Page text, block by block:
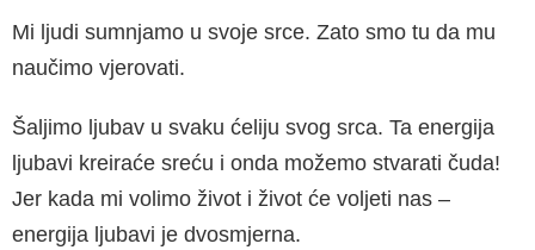
Mi ljudi sumnjamo u svoje srce. Zato smo tu da mu
naučimo vjerovati.
Šaljimo ljubav u svaku ćeliju svog srca. Ta en­ergija
ljubavi kreiraće sreću i onda možemo st­varati čuda!
Jer kada mi volimo život i život će voljeti nas –
energija ljubavi je dvosmjerna.